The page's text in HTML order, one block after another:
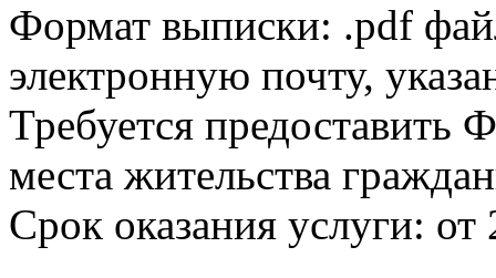
Формат выписки: .pdf
электронную почту,
Требуется
места жительства
Срок оказания услуги: от